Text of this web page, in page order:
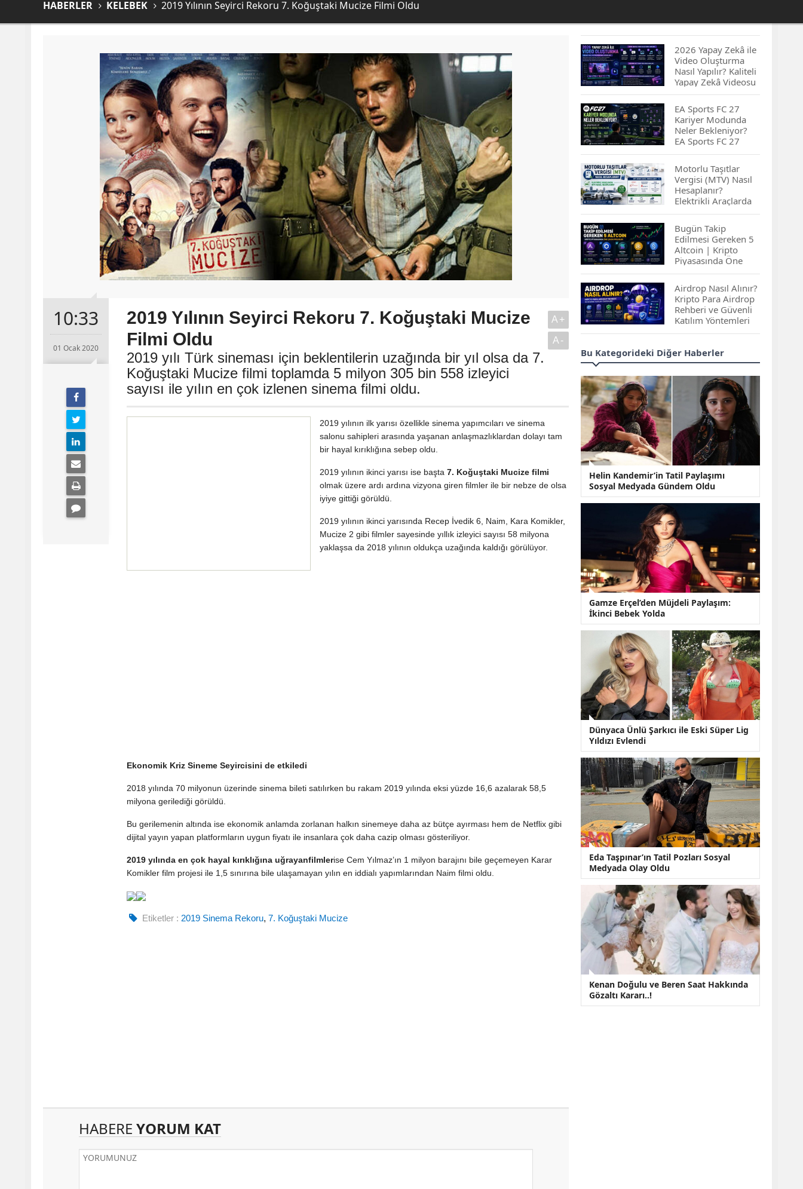
HABERLER KELEBEK 2019 Yılının Seyirci Rekoru 7. Koğuştaki Mucize Filmi Oldu
10:33
01 Ocak 2020
2019 Yılının Seyirci Rekoru 7. Koğuştaki Mucize
Filmi Oldu
2019 yılı Türk sineması için beklentilerin uzağında bir yıl olsa da 7.
Koğuştaki Mucize filmi toplamda 5 milyon 305 bin 558 izleyici
sayısı ile yılın en çok izlenen sinema filmi oldu.
A+
A-
2019 yılının ilk yarısı özellikle sinema yapımcıları ve sinema
salonu sahipleri arasında yaşanan anlaşmazlıklardan dolayı tam
bir hayal kırıklığına sebep oldu.
2019 yılının ikinci yarısı ise başta 7. Koğuştaki Mucize filmi
olmak üzere ardı ardına vizyona giren filmler ile bir nebze de olsa
iyiye gittiği görüldü.
2019 yılının ikinci yarısında Recep İvedik 6, Naim, Kara Komikler,
Mucize 2 gibi filmler sayesinde yıllık izleyici sayısı 58 milyona
yaklaşsa da 2018 yılının oldukça uzağında kaldığı görülüyor.
Ekonomik Kriz Sineme Seyircisini de etkiledi
2018 yılında 70 milyonun üzerinde sinema bileti satılırken bu rakam 2019 yılında eksi yüzde 16,6 azalarak 58,5
milyona gerilediği görüldü.
Bu gerilemenin altında ise ekonomik anlamda zorlanan halkın sinemeye daha az bütçe ayırması hem de Netflix gibi
dijital yayın yapan platformların uygun fiyatı ile insanlara çok daha cazip olması gösteriliyor.
2019 yılında en çok hayal kırıklığına uğrayanfilmlerise Cem Yılmaz’ın 1 milyon barajını bile geçemeyen Karar
Komikler film projesi ile 1,5 sınırına bile ulaşamayan yılın en iddialı yapımlarından Naim filmi oldu.
Etiketler : 2019 Sinema Rekoru,7. Koğuştaki Mucize
HABERE YORUM KAT
2026 Yapay Zekâ ile
Video Oluşturma
Nasıl Yapılır? Kaliteli
Yapay Zekâ Videosu
Hazırlamanın
İpuçları...
EA Sports FC 27
Kariyer Modunda
Neler Bekleniyor?
EA Sports FC 27
Kariyer Modu
Yenilikleri…
Motorlu Taşıtlar
Vergisi (MTV) Nasıl
Hesaplanır?
Elektrikli Araçlarda
MTV Nasıl
Hesaplanır? MTV
Borcu Nasıl
Sorgulanır?
Bugün Takip
Edilmesi Gereken 5
Altcoin | Kripto
Piyasasında Öne
Çıkan Projeler
Airdrop Nasıl Alınır?
Kripto Para Airdrop
Rehberi ve Güvenli
Katılım Yöntemleri
Spot ve Vadeli İşlem
Arasındaki Farklar |
İçin Daha Uygun?
ABD-İran Anlaşması
Sonrası Altın Rekora
Koştu, Petrol
Fiyatları Sert Düştü
Temmuz 2026 Maaş
Zammı Netleşiyor!
Memur, Emekli ve
Sosyal Yardımlarda
KOSGEB’den
KOBİ’lere Dev
Finansman Hamlesi:
36 Ay Vadeli 30
Milyon TL Destek
Emekli Maaşlarında
Temmuz Hesabı:
Zam Oranı ve Taban
Senaryolar
Bu Kategorideki Diğer Haberler
Helin Kandemir’in Tatil Paylaşımı
Sosyal Medyada Gündem Oldu
Gamze Erçel’den Müjdeli Paylaşım:
İkinci Bebek Yolda
Dünyaca Ünlü Şarkıcı ile Eski Süper Lig
Yıldızı Evlendi
Eda Taşpınar’ın Tatil Pozları Sosyal
Medyada Olay Oldu
Kenan Doğulu ve Beren Saat Hakkında
Gözaltı Kararı..!